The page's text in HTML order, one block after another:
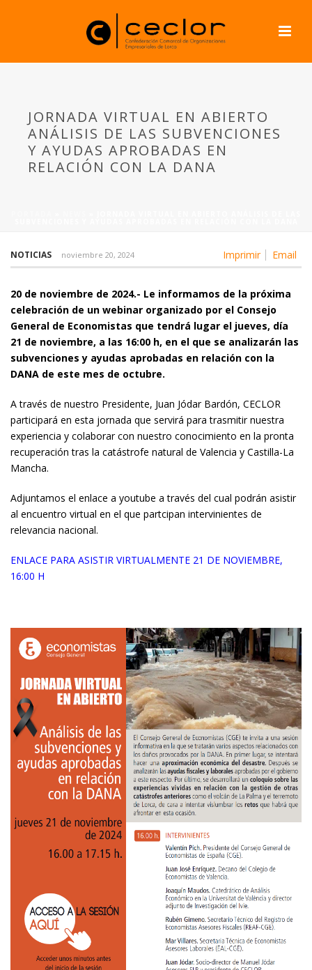
JORNADA VIRTUAL EN ABIERTO
ANÁLISIS DE LAS SUBVENCIONES
Y AYUDAS APROBADAS EN
RELACIÓN CON LA DANA
Imprimir Email
NOTICIAS noviembre 20, 2024
20 de noviembre de 2024.- Le informamos de la próxima
celebración de un webinar organizado por el Consejo
General de Economistas que tendrá lugar el jueves, día
21 de noviembre, a las 16:00 h, en el que se analizarán las
subvenciones y ayudas aprobadas en relación con la
DANA de este mes de octubre.
A través de nuestro Presidente, Juan Jódar Bardón, CECLOR
participará en esta jornada que servirá para trasmitir nuestra
experiencia y colaborar con nuestro conocimiento en la pronta
recuperación tras la catástrofe natural de Valencia y Castilla-La
Mancha.
Adjuntamos el enlace a youtube a través del cual podrán asistir
al encuentro virtual en el que partcipan intervinientes de
relevancia nacional.
ENLACE PARA ASISTIR VIRTUALMENTE 21 DE NOVIEMBRE,
16:00 H